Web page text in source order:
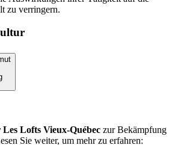
zu verringern.
Lofts Vieux-Québec zur Bekämpfung
Sie weiter, um mehr zu erfahren: